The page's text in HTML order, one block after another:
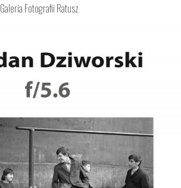
Galeria Fotografii Ratusz